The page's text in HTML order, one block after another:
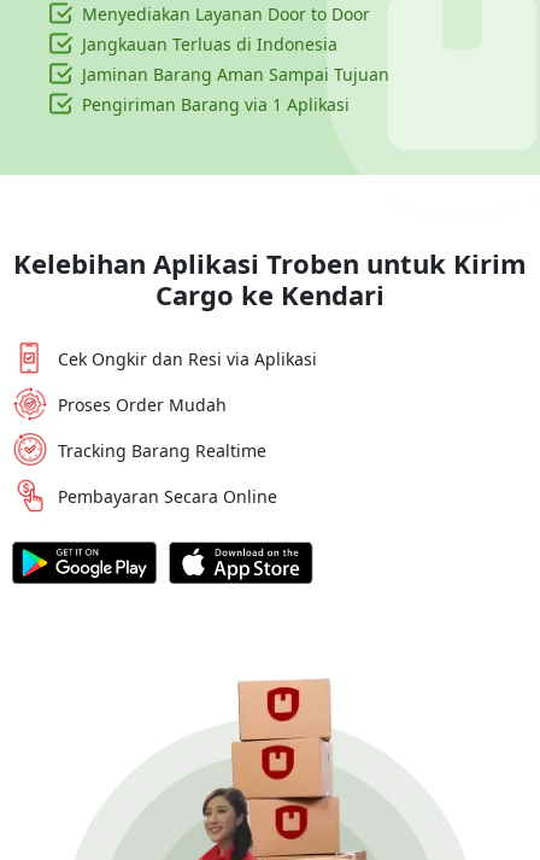
Menyediakan Layanan Door to Door
Jangkauan Terluas di Indonesia
Jaminan Barang Aman Sampai Tujuan
Pengiriman Barang via 1 Aplikasi
Kelebihan Aplikasi Troben untuk Kirim
Cargo ke Kendari
Cek Ongkir dan Resi via Aplikasi
Proses Order Mudah
Tracking Barang Realtime
Pembayaran Secara Online